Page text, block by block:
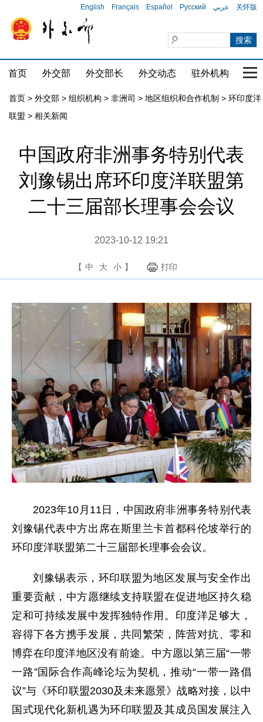
English Français Español Русский عربي 关怀版
首页 外交部 外交部长 外交动态 驻外机构 国
首页 > 外交部 > 组织机构 > 非洲司 > 地区组织和合作机制 > 环印度洋
联盟 > 相关新闻
中国政府非洲事务特别代表
刘豫锡出席环印度洋联盟第
二十三届部长理事会会议
2023-10-12 19:21
【 中 大 小 】 打印
2023年10月11日，中国政府非洲事务特别代表
刘豫锡代表中方出席在斯里兰卡首都科伦坡举行的
环印度洋联盟第二十三届部长理事会会议。
刘豫锡表示，环印联盟为地区发展与安全作出
重要贡献，中方愿继续支持联盟在促进地区持久稳
定和可持续发展中发挥独特作用。印度洋足够大，
容得下各方携手发展，共同繁荣，阵营对抗、零和
博弈在印度洋地区没有前途。中方愿以第三届“一带
一路”国际合作高峰论坛为契机，推动“一带一路倡
议”与《环印联盟2030及未来愿景》战略对接，以中
国式现代化新机遇为环印联盟及其成员国发展注入